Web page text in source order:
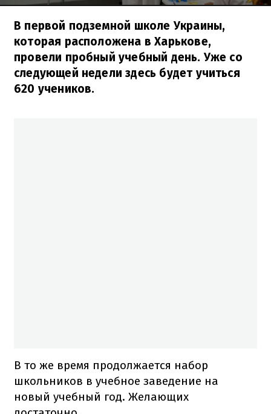
В первой подземной школе Украины,
которая расположена в Харькове,
провели пробный учебный день. Уже со
следующей недели здесь будет учиться
620 учеников.
В то же время продолжается набор
школьников в учебное заведение на
новый учебный год. Желающих